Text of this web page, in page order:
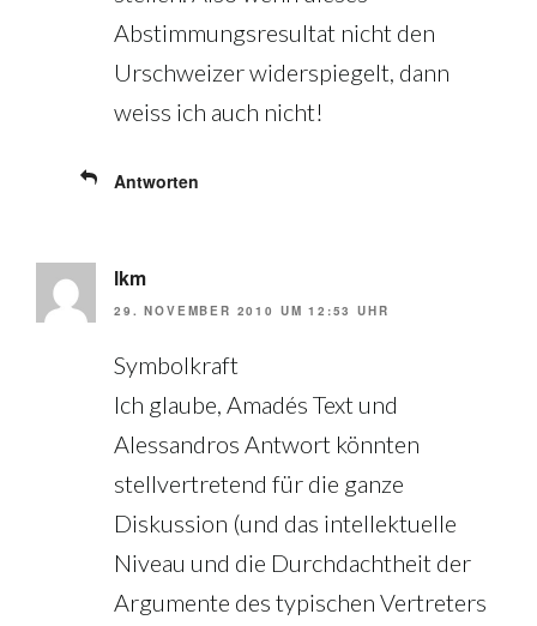
Abstimmungsresultat nicht den
Urschweizer widerspiegelt, dann
weiss ich auch nicht!
Antworten
lkm
29. NOVEMBER 2010 UM 12:53 UHR
Symbolkraft
Ich glaube, Amadés Text und
Alessandros Antwort könnten
stellvertretend für die ganze
Diskussion (und das intellektuelle
Niveau und die Durchdachtheit der
Argumente des typischen Vertreters